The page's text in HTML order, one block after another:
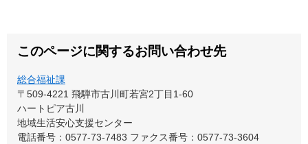
このページに関するお問い合わせ先
総合福祉課
〒509-4221 飛騨市古川町若宮2丁目1-60
ハートピア古川
地域生活安心支援センター
電話番号：0577-73-7483 ファクス番号：0577-73-3604